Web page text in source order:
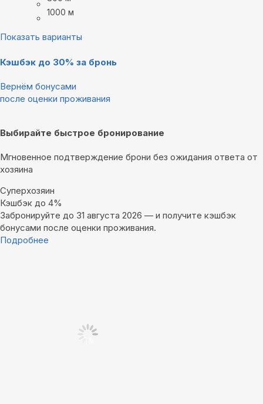
1000 м
Показать варианты
Кэшбэк до 30% за бронь
Вернём бонусами
после оценки проживания
Выбирайте быстрое бронирование
Мгновенное подтверждение брони без ожидания ответа от
хозяина
Суперхозяин
Кэшбэк до 4%
Забронируйте до 31 августа 2026 — и получите кэшбэк
бонусами после оценки проживания.
Подробнее